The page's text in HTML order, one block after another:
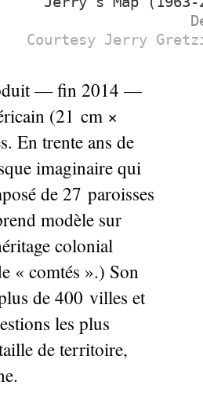
Courtesy Jerry
— fin 2014 —
(21 cm ×
En trente ans de
imaginaire qui
de 27 paroisses
modèle sur
colonial
« comtés ».) Son
de 400 villes et
les plus
de territoire,